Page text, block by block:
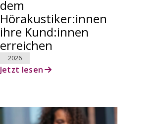
dem
Hörakustiker:innen
ihre Kund:innen
erreichen
2026
Jetzt lesen